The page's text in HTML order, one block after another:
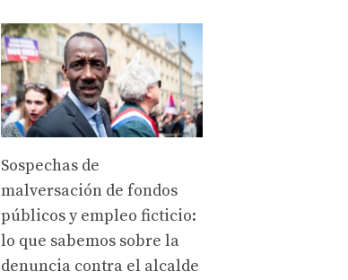
Sospechas de
malversación de fondos
públicos y empleo ficticio:
lo que sabemos sobre la
denuncia contra el alcalde